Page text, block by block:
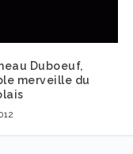
Duboeuf,
merveille du